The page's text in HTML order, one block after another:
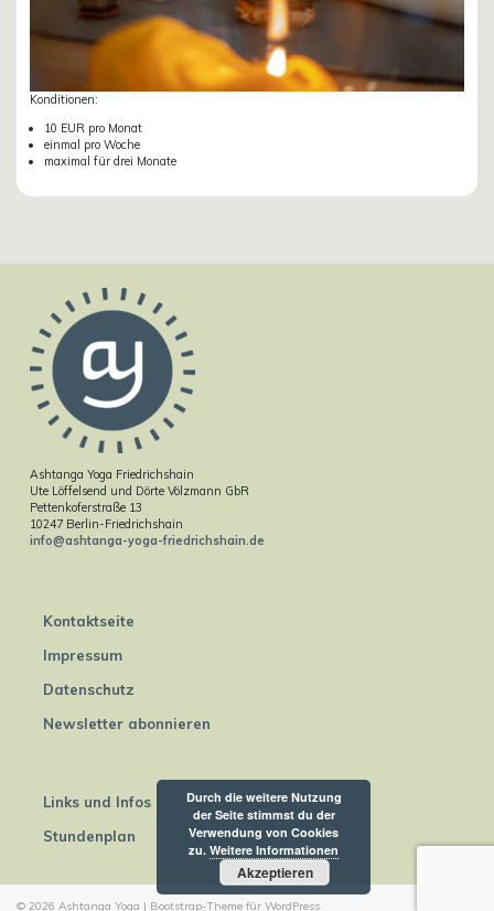
Konditionen:
10 EUR pro Monat
einmal pro Woche
maximal für drei Monate
Ashtanga Yoga Friedrichshain
Ute Löffelsend und Dörte Völzmann GbR
Pettenkoferstraße 13
10247 Berlin-Friedrichshain
info@ashtanga-yoga-friedrichshain.de
Kontaktseite
Impressum
Datenschutz
Newsletter abonnieren
Links und Infos
Stundenplan
© 2026 Ashtanga Yoga | Bootstrap-Theme für WordPress
Durch die weitere Nutzung
der Seite stimmst du der
Verwendung von Cookies
zu. Weitere Informationen
Akzeptieren